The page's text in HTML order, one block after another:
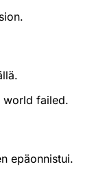
world failed.
epäonnistui.